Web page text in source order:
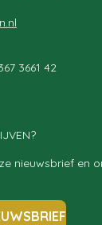
3661 42
nieuwsbrief en